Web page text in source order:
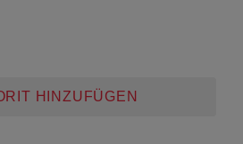
HINZUFÜGEN